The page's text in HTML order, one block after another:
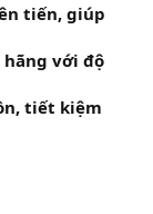
tiến, giúp
hãng với độ
tiết kiệm